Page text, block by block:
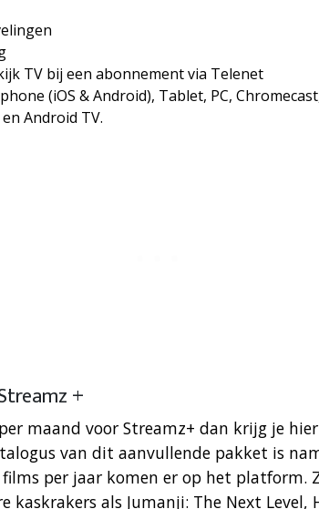
TV bij een abonnement via Telenet
(iOS & Android), Tablet, PC,
Android TV.
+
maand voor Streamz+ dan krijg je
van dit aanvullende pakket is
per jaar komen er op het platform.
kaskrakers als Jumanji: The Next Level,